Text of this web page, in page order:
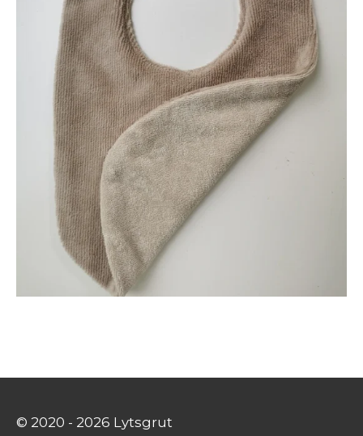
© 2020 - 2026 Lytsgrut